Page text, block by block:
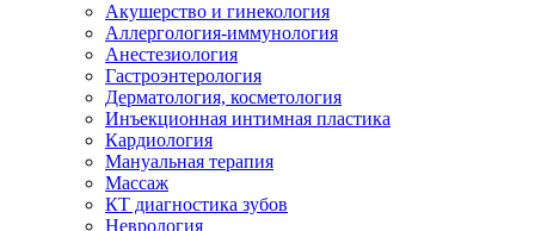
Акушерство и гинекология
Аллергология-иммунология
Анестезиология
Гастроэнтерология
Дерматология, косметология
Инъекционная интимная пластика
Кардиология
Мануальная терапия
Массаж
КТ диагностика зубов
Неврология